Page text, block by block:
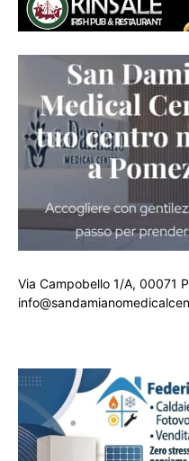
Via Campobello 1/A, 00071